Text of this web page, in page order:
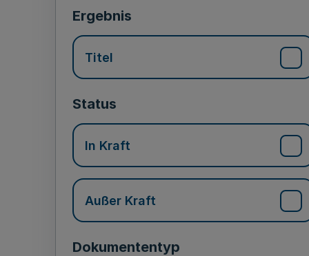
Ergebnis
Titel
Status
In Kraft
Außer Kraft
Dokumententyp